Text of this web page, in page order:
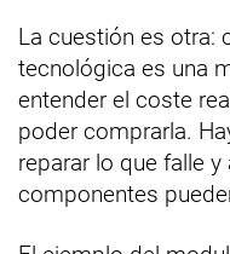
La cuestión es otra:
tecnológica es una
entender el coste
poder comprarla.
reparar lo que falle
componentes